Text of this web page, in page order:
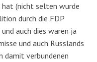
(nicht selten wurde
durch die FDP
auch dies waren ja
und auch Russlands
damit verbundenen